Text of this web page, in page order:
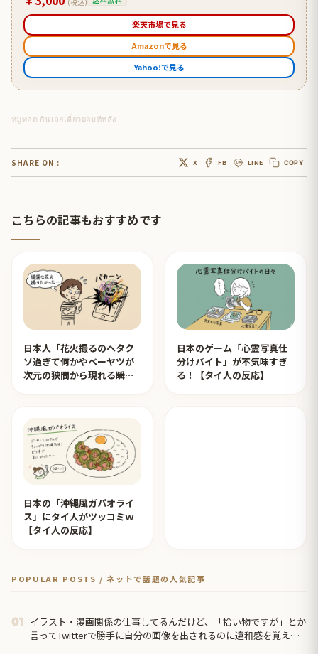
楽天市場で見る
Amazonで見る
Yahoo!で見る
หมูทอด กินเลยเดี๋ยวผอมทีหลัง
SHARE ON : X FB LINE COPY
こちらの記事もおすすめです
日本人「花火撮るのヘタク
ソ過ぎて何かやベーヤツが
次元の狭間から現れる瞬間
日本のゲーム「心霊写真仕
分けバイト」が不気味すぎ
る！【タイ人の反応】
日本の「沖縄風ガパオライ
ス」にタイ人がツッコミｗ
【タイ人の反応】
POPULAR POSTS / ネットで話題の人気記事
01 イラスト・漫画関係の仕事してるんだけど、「拾い物ですが」とか
言ってTwitterで勝手に自分の画像を出されるのに違和感を覚え